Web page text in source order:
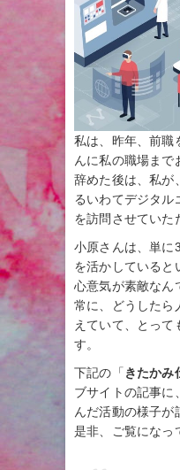
私は、昨年、前職
んに私の職場まで
辞めた後は、私が
るいわてデジタル
を訪問させていた
小原さんは、単に
を活かしていると
心意気が素敵なん
常に、どうしたら
えていて、とって
す。
下記の「 きたかみ
ブサイトの記事に
んだ活動の様子が
是非、ご覧になっ